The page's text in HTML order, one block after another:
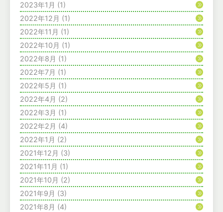
2023年1月 (1)
2022年12月 (1)
2022年11月 (1)
2022年10月 (1)
2022年8月 (1)
2022年7月 (1)
2022年5月 (1)
2022年4月 (2)
2022年3月 (1)
2022年2月 (4)
2022年1月 (2)
2021年12月 (3)
2021年11月 (1)
2021年10月 (2)
2021年9月 (3)
2021年8月 (4)